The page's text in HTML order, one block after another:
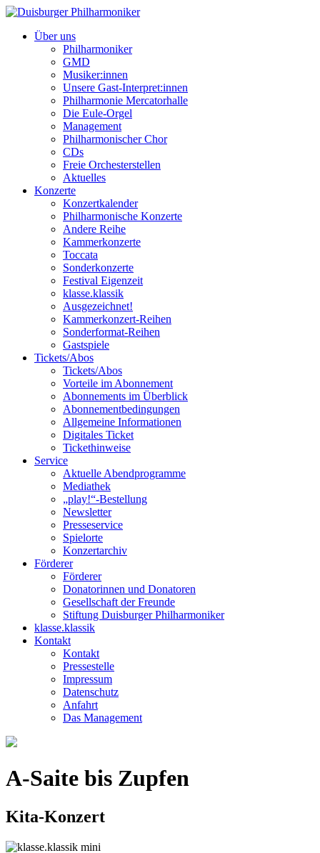
Über uns
Philharmoniker
GMD
Musiker:innen
Unsere Gast-Interpret:innen
Philharmonie Mercatorhalle
Die Eule-Orgel
Management
Philharmonischer Chor
CDs
Freie Orchesterstellen
Aktuelles
Konzerte
Konzertkalender
Philharmonische Konzerte
Andere Reihe
Kammerkonzerte
Toccata
Sonderkonzerte
Festival Eigenzeit
klasse.klassik
Ausgezeichnet!
Kammerkonzert-Reihen
Sonderformat-Reihen
Gastspiele
Tickets/Abos
Tickets/Abos
Vorteile im Abonnement
Abonnements im Überblick
Abonnement­bedingungen
Allgemeine Informationen
Digitales Ticket
Ticket­hinweise
Service
Aktuelle Abendprogramme
Mediathek
„play!“-Bestellung
Newsletter
Presseservice
Spielorte
Konzertarchiv
Förderer
Förderer
Donatorinnen und Donatoren
Gesellschaft der Freunde
Stiftung Duisburger Philharmoniker
klasse.klassik
Kontakt
Kontakt
Pressestelle
Impressum
Datenschutz
Anfahrt
Das Management
A-Saite bis Zupfen
Kita-Konzert